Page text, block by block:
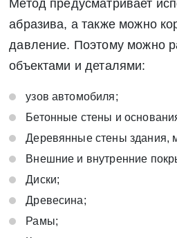
Поиск
Метод предусматривает
абразива, а также можно
давление. Поэтому можно
объектами и деталями:
узов автомобиля;
Бетонные стены и
Деревянные стены здания,
Внешние и внутренние
Диски;
Древесина;
Рамы;
* - обязательные поля для
Отправить
Нажимая на кнопку «Отправить
на обработку своих персональных